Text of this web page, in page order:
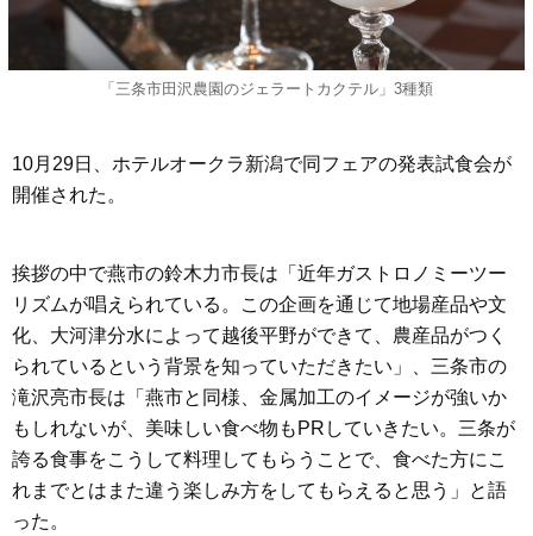
「三条市田沢農園のジェラートカクテル」3種類
10月29日、ホテルオークラ新潟で同フェアの発表試食会が
開催された。
挨拶の中で燕市の鈴木力市長は「近年ガストロノミーツー
リズムが唱えられている。この企画を通じて地場産品や文
化、大河津分水によって越後平野ができて、農産品がつく
られているという背景を知っていただきたい」、三条市の
滝沢亮市長は「燕市と同様、金属加工のイメージが強いか
もしれないが、美味しい食べ物もPRしていきたい。三条が
誇る食事をこうして料理してもらうことで、食べた方にこ
れまでとはまた違う楽しみ方をしてもらえると思う」と語
った。